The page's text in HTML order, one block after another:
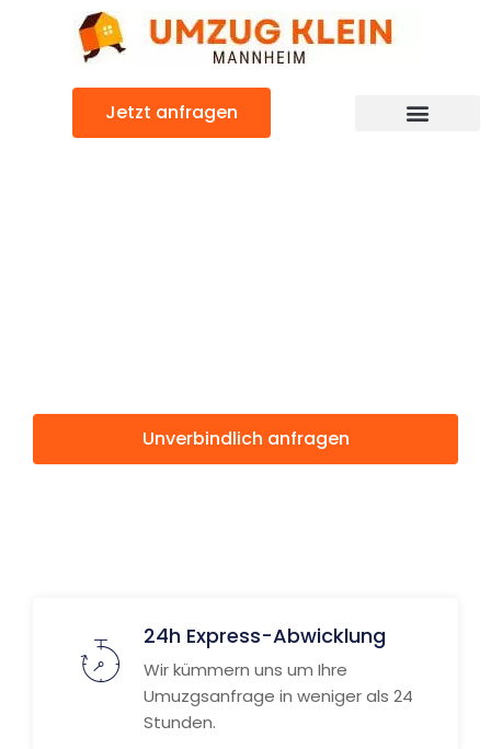
Jetzt anfragen
Unverbindlich anfragen
24h Express-Abwicklung
Wir kümmern uns um Ihre
Umuzgsanfrage in weniger als 24
Stunden.